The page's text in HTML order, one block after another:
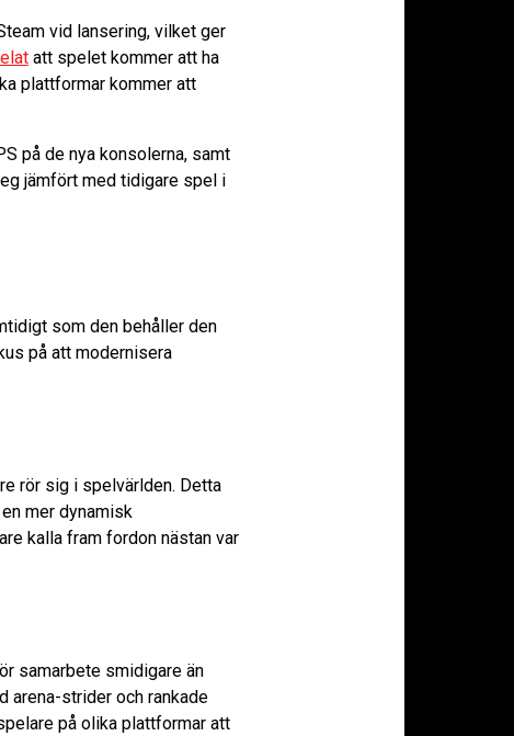
vid lansering, vilket ger
att spelet kommer att ha
plattformar kommer att
på de nya konsolerna, samt
jämfört med tidigare spel i
som den behåller den
på att modernisera
rör sig i spelvärlden. Detta
mer dynamisk
kalla fram fordon nästan var
samarbete smidigare än
arena-strider och rankade
på olika plattformar att